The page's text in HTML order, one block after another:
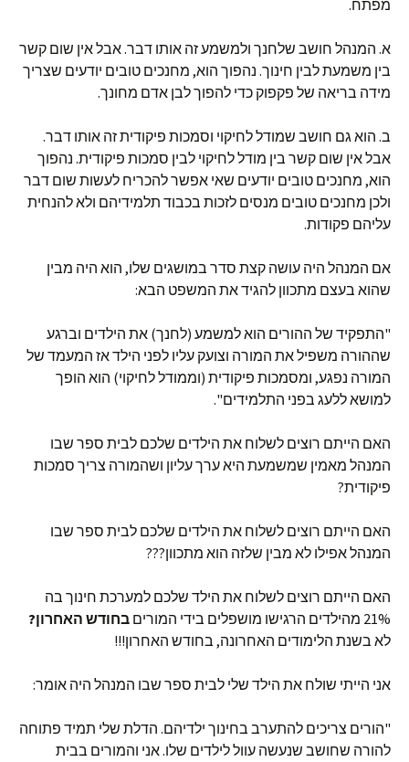
מפתח.
א. המנהל חושב שלחנך ולמשמע זה אותו דבר. אבל אין שום קשר
בין משמעת לבין חינוך. נהפוך הוא, מחנכים טובים יודעים שצריך
מידה בריאה של פקפוק כדי להפוך לבן אדם מחונך.
ב. הוא גם חושב שמודל לחיקוי וסמכות פיקודית זה אותו דבר.
אבל אין שום קשר בין מודל לחיקוי לבין סמכות פיקודית. נהפוך
הוא, מחנכים טובים יודעים שאי אפשר להכריח לעשות שום דבר
ולכן מחנכים טובים מנסים לזכות בכבוד תלמידיהם ולא להנחית
עליהם פקודות.
אם המנהל היה עושה קצת סדר במושגים שלו, הוא היה מבין
שהוא בעצם מתכוון להגיד את המשפט הבא:
"התפקיד של ההורים הוא למשמע (לחנך) את הילדים וברגע
שההורה משפיל את המורה וצועק עליו לפני הילד אז המעמד של
המורה נפגע, ומסמכות פיקודית (וממודל לחיקוי) הוא הופך
למושא ללעג בפני התלמידים".
האם הייתם רוצים לשלוח את הילדים שלכם לבית ספר שבו
המנהל מאמין שמשמעת היא ערך עליון ושהמורה צריך סמכות
פיקודית?
האם הייתם רוצים לשלוח את הילדים שלכם לבית ספר שבו
המנהל אפילו לא מבין שלזה הוא מתכוון???
האם הייתם רוצים לשלוח את הילד שלכם למערכת חינוך בה
21% מהילדים הרגישו מושפלים בידי המורים
בחודש האחרון?
לא בשנת הלימודים האחרונה, בחודש האחרון!!!
אני הייתי שולח את הילד שלי לבית ספר שבו המנהל היה אומר:
"הורים צריכים להתערב בחינוך ילדיהם. הדלת שלי תמיד פתוחה
להורה שחושב שנעשה עוול לילדים שלו. אני והמורים בבית